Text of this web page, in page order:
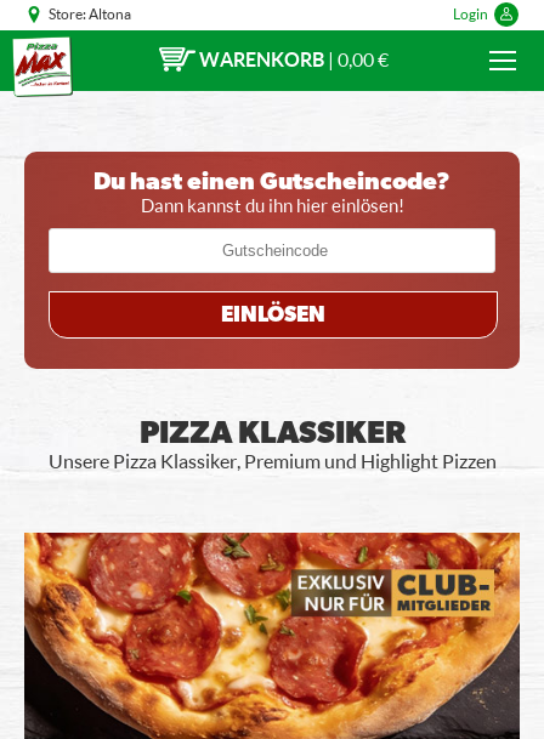
Store:Altona Login
WARENKORB | 0,00 €
Du hast einen Gutscheincode?
Dann kannst du ihn hier einlösen!
EINLÖSEN
PIZZA KLASSIKER
Unsere Pizza Klassiker, Premium und Highlight Pizzen